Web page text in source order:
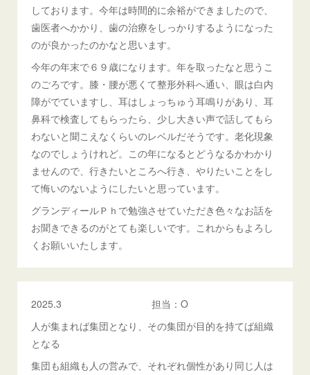
しております。今年は時間的に余裕ができましたので、
歯医者へかかり、歯の治療をしっかりするようになった
のが良かったのかなと思います。
今年の年末で６９歳になります。年を取ったなと思うこ
のごろです。膝・腰が悪くて整形外科へ通い、眼は白内
障がでていますし、耳はしょっちゅう耳鳴りがあり、耳
鼻科で検査してもらったら、少し大きい声で話してもら
わないと聞こえなくらいのレベルだそうです。老化現象
なのでしょうけれど。この年になるとどうなるかわかり
ませんので、行きたいところへ行き、やりたいことをし
て悔いのないようにしたいと思っています。
グランディールＰｈで勉強させていただき色々なお話を
お聞きできるのがとても楽しいです。これからもよろし
くお願いいたします。
2025.3 担当：O
人が集まれば集団となり、その集団が目的を持てば組織
となる
集団も組織も人の営みで、それぞれ個性があり同じ人は